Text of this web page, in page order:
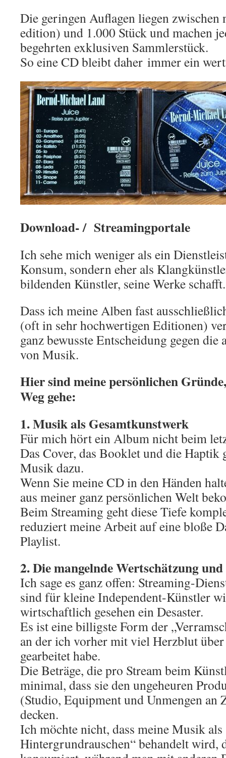
Die geringen Auflagen liegen
edition) und 1.000 Stück und machen
begehrten exklusiven Sammlerstück.
So eine CD bleibt daher immer ein
Download- / Streamingportale
Ich sehe mich weniger als ein
Konsum, sondern eher als
bildenden Künstler, seine Werke schafft.
Dass ich meine Alben fast
(oft in sehr hochwertigen Editionen)
ganz bewusste Entscheidung gegen
von Musik.
Hier sind meine persönlichen
Weg gehe:
1. Musik als Gesamtkunstwerk
Für mich hört ein Album nicht beim
Das Cover, das Booklet und die Haptik
Musik dazu.
Wenn Sie meine CD in den Händen
aus meiner ganz persönlichen Welt
Beim Streaming geht diese Tiefe
reduziert meine Arbeit auf eine bloße
Playlist.
2. Die mangelnde Wertschätzung
Ich sage es ganz offen: Streaming-
sind für kleine Independent-Künstler
wirtschaftlich gesehen ein Desaster.
Es ist eine billigste Form der
an der ich vorher mit viel Herzblut
gearbeitet habe.
Die Beträge, die pro Stream beim
minimal, dass sie den ungeheuren
(Studio, Equipment und Unmengen an
decken.
Ich möchte nicht, dass meine Musik als
Hintergrundrauschen“ behandelt wird,